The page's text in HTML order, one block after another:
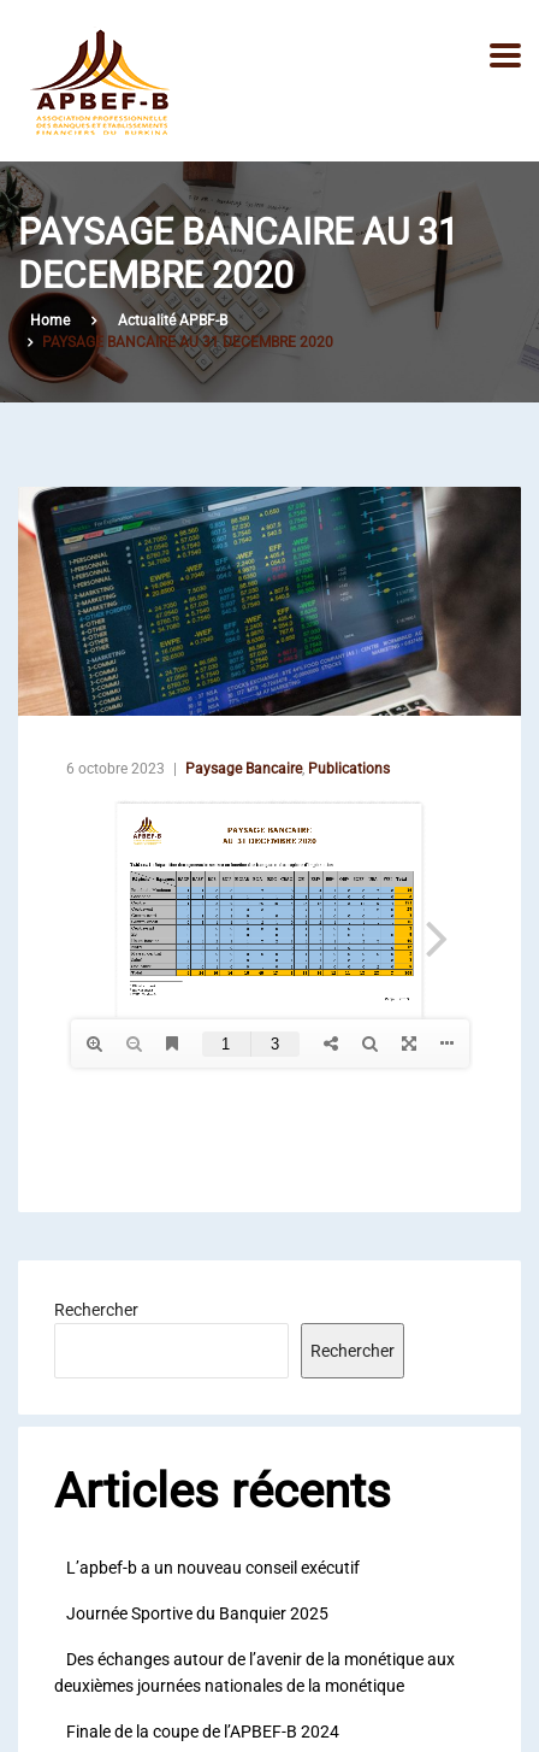
PAYSAGE BANCAIRE AU 31
DECEMBRE 2020
Home
Actualité APBF-B
PAYSAGE BANCAIRE AU 31 DECEMBRE 2020
6 octobre 2023 Paysage Bancaire, Publications
Rechercher
Rechercher
Articles récents
L’apbef-b a un nouveau conseil exécutif
Journée Sportive du Banquier 2025
Des échanges autour de l’avenir de la monétique aux
deuxièmes journées nationales de la monétique
Finale de la coupe de l’APBEF-B 2024